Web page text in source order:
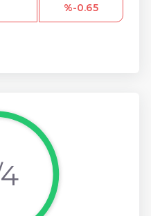
%-0.65